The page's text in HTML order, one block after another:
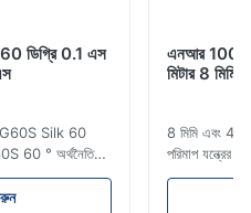
60 ডিগ্রি 0.1 এস
YG60S Silk 60
60 ° অর্থনৈতিক
সহ পরীক্ষা
বার্নিশ, লেপ,
এনআর 100
মিটার 8 মিমি
8 মিমি এবং 4
পরিমাপ যন্ত্রের
বর্ণনা এনআর